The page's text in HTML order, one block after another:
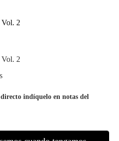
Vol. 2
Vol. 2
indíquelo en notas del